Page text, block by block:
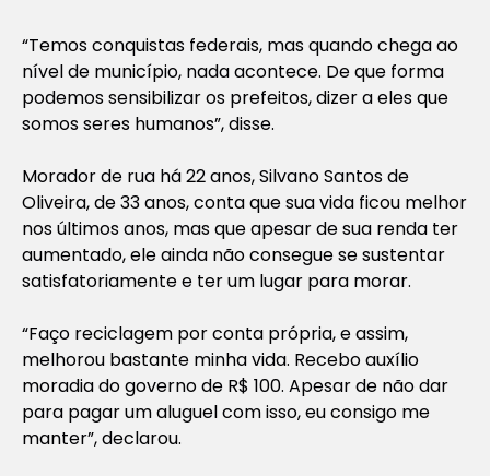
“Temos conquistas federais, mas quando chega ao
nível de município, nada acontece. De que forma
podemos sensibilizar os prefeitos, dizer a eles que
somos seres humanos”, disse.
Morador de rua há 22 anos, Silvano Santos de
Oliveira, de 33 anos, conta que sua vida ficou melhor
nos últimos anos, mas que apesar de sua renda ter
aumentado, ele ainda não consegue se sustentar
satisfatoriamente e ter um lugar para morar.
“Faço reciclagem por conta própria, e assim,
melhorou bastante minha vida. Recebo auxílio
moradia do governo de R$ 100. Apesar de não dar
para pagar um aluguel com isso, eu consigo me
manter”, declarou.